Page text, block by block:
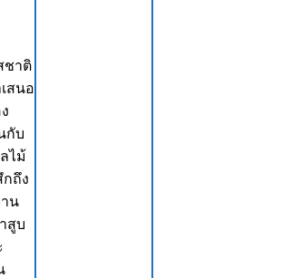
ชาติ
สนอ
กับ
ไม้
กถึง
น
สูบ